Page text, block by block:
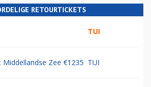
RETOURTICKETS
TUI
Middellandse Zee €1235 TUI